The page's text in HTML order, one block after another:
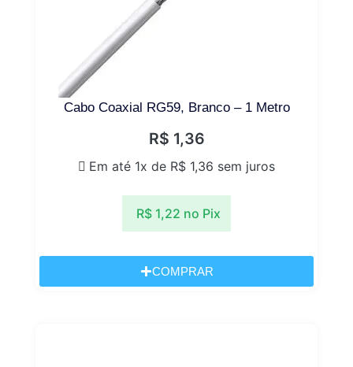
Cabo Coaxial RG59, Branco – 1 Metro
R$ 1,36
Em até 1x de R$ 1,36 sem juros
R$1,22 no Pix
COMPRAR